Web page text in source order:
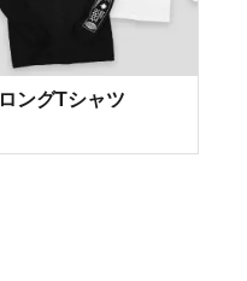
ロングTシャツ